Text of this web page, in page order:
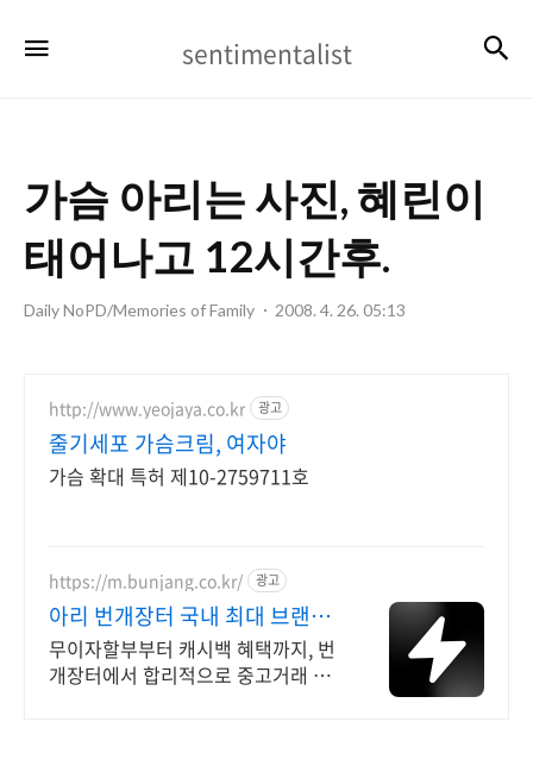
sentimentalist
가슴 아리는 사진, 혜린이
태어나고 12시간후.
Daily NoPD/Memories of Family 2008. 4. 26. 05:13
http://www.yeojaya.co.kr 광고
줄기세포 가슴크림, 여자야
가슴 확대 특허 제10-2759711호
https://m.bunjang.co.kr/ 광고
아리 번개장터 국내 최대 브랜드
중고거래
무이자할부부터 캐시백 혜택까지, 번
개장터에서 합리적으로 중고거래 하